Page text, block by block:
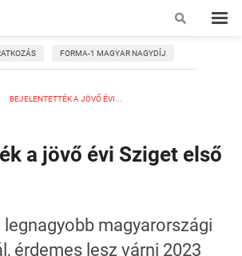
FORMA-1 MAGYAR NAGYDÍJ
BEJELENTETTÉK A JÖVŐ ÉVI...
a jövő évi Sziget első
legnagyobb magyarországi
érdemes lesz várni 2023